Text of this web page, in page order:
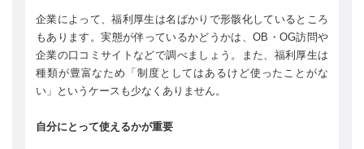
企業によって、福利厚生は名ばかりで形骸化しているところ
もあります。実態が伴っているかどうかは、OB・OG訪問や
企業の口コミサイトなどで調べましょう。また、福利厚生は
種類が豊富なため「制度としてはあるけど使ったことがな
い」というケースも少なくありません。
自分にとって使えるかが重要